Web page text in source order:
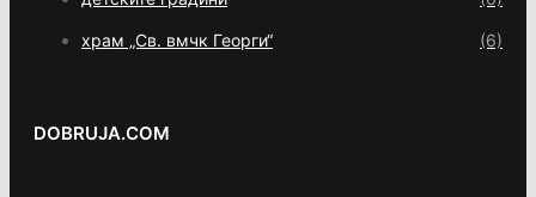
храм „Св. вмчк Георги“ (6)
DOBRUJA.COM